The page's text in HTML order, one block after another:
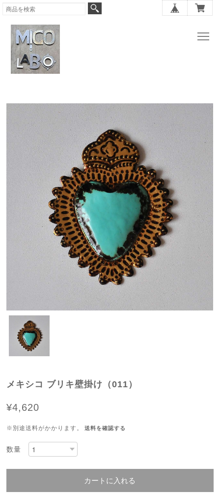
メキシコ ブリキ壁掛け（011）
¥4,620
※別途送料がかかります。 送料を確認する
数量
カートに入れる